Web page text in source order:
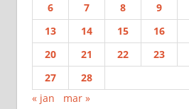
6
7 8 9
13
14 15 16
20
21 22 23
27
28
« jan
mar »